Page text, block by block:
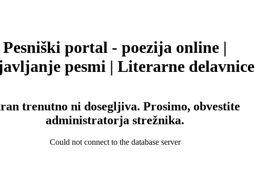
Pesniški portal - poezija online |
pesmi | Literarne delavnice
trenutno ni dosegljiva. Prosimo, obvestite
administratorja strežnika.
Could not connect to the database server